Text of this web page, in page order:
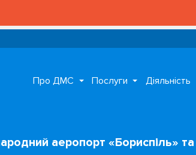
Про ДМС Послуги Діяльність
аеропорт «Бориспіль»